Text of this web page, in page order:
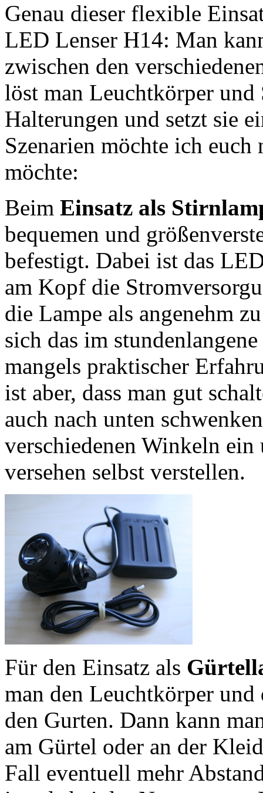
Genau dieser flexible
LED Lenser H14: Man
zwischen den
löst man Leuchtkörper
Halterungen und setzt sie
Szenarien möchte ich
möchte:
Beim Einsatz als
bequemen und
befestigt. Dabei ist das
am Kopf die
die Lampe als angenehm
sich das im
mangels praktischer
ist aber, dass man gut
auch nach unten
verschiedenen Winkeln
versehen selbst verstellen.
Für den Einsatz als
man den Leuchtkörper
den Gurten. Dann kann
am Gürtel oder an der
Fall eventuell mehr